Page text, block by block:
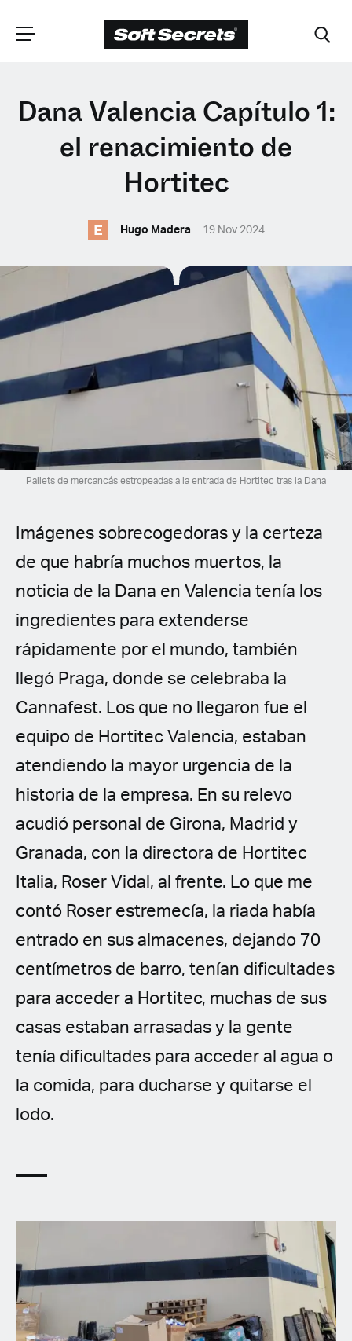
ELIGE TU
UBICACIÓN
English (United Kingdom)
English (United States)
Spanish (Spain)
Spanish (Latin America)
German
French
Italian
Czech
Polish
Dana Valencia Capítulo 1:
el renacimiento de
Hortitec
E Hugo Madera 19 Nov 2024
Pallets de mercancás estropeadas a la entrada de Hortitec tras la Dana
Imágenes sobrecogedoras y la certeza
de que habría muchos muertos, la
noticia de la Dana en Valencia tenía los
ingredientes para extenderse
rápidamente por el mundo, también
llegó Praga, donde se celebraba la
Cannafest. Los que no llegaron fue el
equipo de Hortitec Valencia, estaban
atendiendo la mayor urgencia de la
historia de la empresa. En su relevo
acudió personal de Girona, Madrid y
Granada, con la directora de Hortitec
Italia, Roser Vidal, al frente. Lo que me
contó Roser estremecía, la riada había
entrado en sus almacenes, dejando 70
centímetros de barro, tenían dificultades
para acceder a Hortitec, muchas de sus
casas estaban arrasadas y la gente
tenía dificultades para acceder al agua o
la comida, para ducharse y quitarse el
lodo.